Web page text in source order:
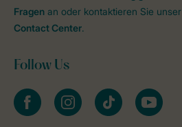
Fragen an oder kontaktieren Sie unser
Contact Center.
Follow Us
facebookinstagramtiktok youtube